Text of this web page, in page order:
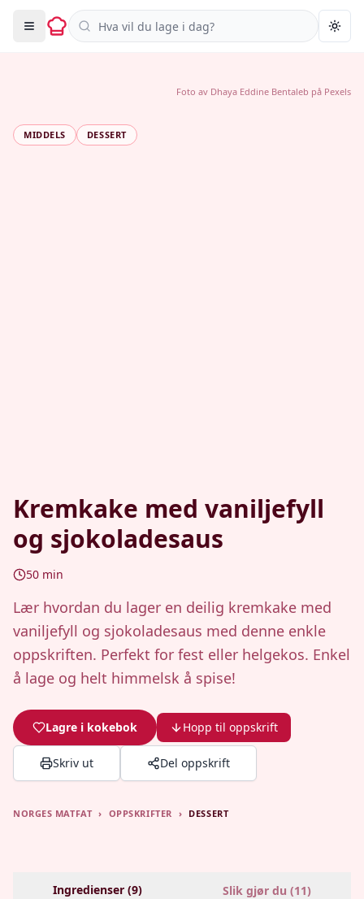
Søk i oppskrifter
MIDDELS DESSERT
Kremkake med vaniljefyll
og sjokoladesaus
50 min
Lær hvordan du lager en deilig kremkake med
vaniljefyll og sjokoladesaus med denne enkle
oppskriften. Perfekt for fest eller helgekos. Enkel
å lage og helt himmelsk å spise!
Lagre i kokebok Hopp til oppskrift
Skriv ut Del oppskrift
Foto av Dhaya Eddine Bentaleb på Pexels
NORGES MATFAT › OPPSKRIFTER › DESSERT
Ingredienser (9) Slik gjør du (11)